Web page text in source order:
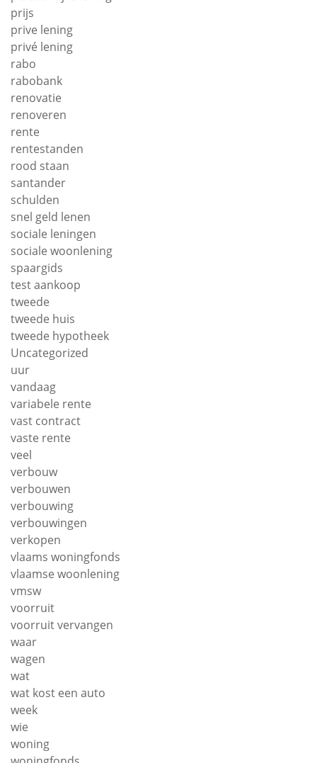
prijs
prive lening
privé lening
rabo
rabobank
renovatie
renoveren
rente
rentestanden
rood staan
santander
schulden
snel geld lenen
sociale leningen
sociale woonlening
spaargids
test aankoop
tweede
tweede huis
tweede hypotheek
Uncategorized
uur
vandaag
variabele rente
vast contract
vaste rente
veel
verbouw
verbouwen
verbouwing
verbouwingen
verkopen
vlaams woningfonds
vlaamse woonlening
vmsw
voorruit
voorruit vervangen
waar
wagen
wat
wat kost een auto
week
wie
woning